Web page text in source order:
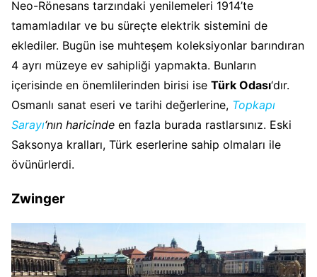
Neo-Rönesans tarzındaki yenilemeleri 1914’te
tamamladılar ve bu süreçte elektrik sistemini de
eklediler. Bugün ise muhteşem koleksiyonlar barındıran
4 ayrı müzeye ev sahipliği yapmakta. Bunların
içerisinde en önemlilerinden birisi ise Türk Odası‘dır.
Osmanlı sanat eseri ve tarihi değerlerine, Topkapı
Sarayı‘nın haricinde en fazla burada rastlarsınız. Eski
Saksonya kralları, Türk eserlerine sahip olmaları ile
övünürlerdi.
Zwinger